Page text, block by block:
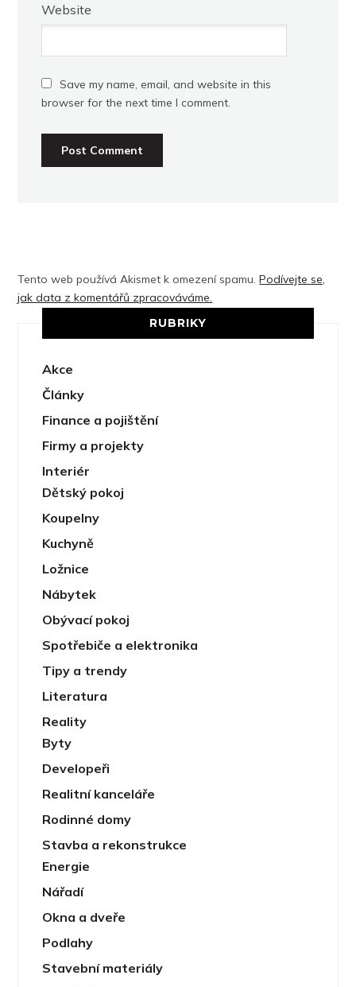
Website
Save my name, email, and website in this
browser for the next time I comment.
Tento web používá Akismet k omezení spamu.Podívejte se,
jak data z komentářů zpracováváme.
RUBRIKY
Akce
Články
Finance a pojištění
Firmy a projekty
Interiér
Dětský pokoj
Koupelny
Kuchyně
Ložnice
Nábytek
Obývací pokoj
Spotřebiče a elektronika
Tipy a trendy
Literatura
Reality
Byty
Developeři
Realitní kanceláře
Rodinné domy
Stavba a rekonstrukce
Energie
Nářadí
Okna a dveře
Podlahy
Stavební materiály